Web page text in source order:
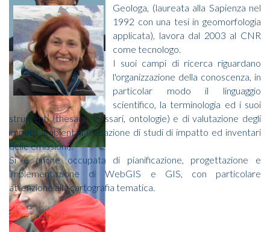
Geologa, (laureata alla Sapienza nel
1992 con una tesi in geomorfologia
applicata), lavora dal 2003 al CNR
come tecnologo.
I suoi campi di ricerca riguardano
l'organizzazione della conoscenza, in
particolar modo il linguaggio
scientifico, la terminologia ed i suoi
strumenti (thesauri, glossari, ontologie) e di valutazione degli
impatti ambientali (redazione di studi di impatto ed inventari
delle emissioni).
Si è anche occupata di pianificazione, progettazione e
implementazione di WebGIS e GIS, con particolare
attenzione alla cartografia tematica.
Research Gate